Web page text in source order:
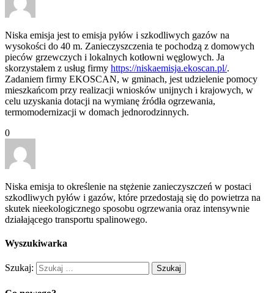
Niska emisja jest to emisja pyłów i szkodliwych gazów na
wysokości do 40 m. Zanieczyszczenia te pochodzą z domowych
pieców grzewczych i lokalnych kotłowni węglowych. Ja
skorzystałem z usług firmy https://niskaemisja.ekoscan.pl/.
Zadaniem firmy EKOSCAN, w gminach, jest udzielenie pomocy
mieszkańcom przy realizacji wniosków unijnych i krajowych, w
celu uzyskania dotacji na wymianę źródła ogrzewania,
termomodernizacji w domach jednorodzinnych.
0
Niska emisja to określenie na stężenie zanieczyszczeń w postaci
szkodliwych pyłów i gazów, które przedostają się do powietrza na
skutek nieekologicznego sposobu ogrzewania oraz intensywnie
działającego transportu spalinowego.
Wyszukiwarka
Szukaj: